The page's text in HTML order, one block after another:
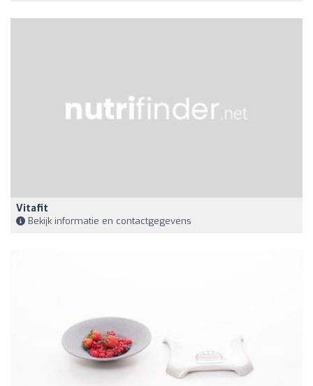
Vitafit
Bekijk informatie en contactgegevens